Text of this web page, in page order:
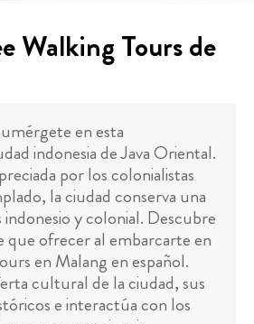
Walking Tours de
en esta
indonesia de Java Oriental.
por los colonialistas
la ciudad conserva una
indonesio y colonial. Descubre
ofrecer al embarcarte en
en Malang en español.
cultural de la ciudad, sus
e interactúa con los